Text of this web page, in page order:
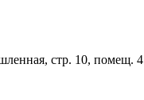
стр. 10, помещ. 4